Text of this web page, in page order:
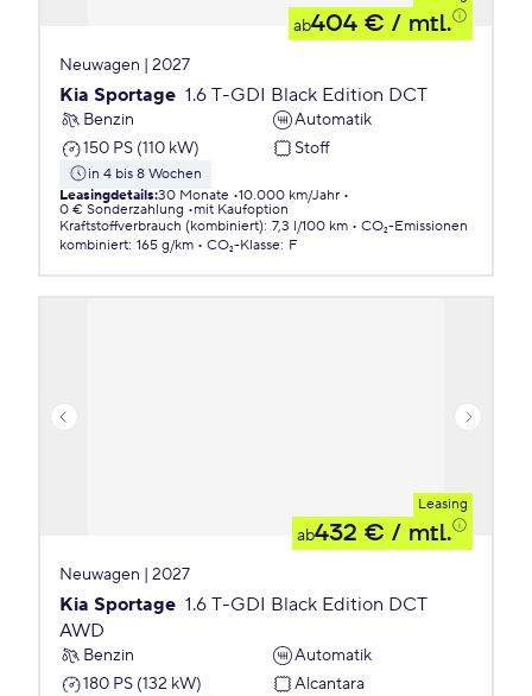
ab404 € / mtl.
Neuwagen | 2027
Kia Sportage 1.6 T-GDI Black Edition DCT
Benzin
Automatik
150 PS (110 kW)
Stoff
in 4 bis 8 Wochen
Leasingdetails:30 Monate 10.000 km/Jahr
0 € Sonderzahlung
mit Kaufoption
Kraftstoffverbrauch (kombiniert): 7,3 l/100 km
CO₂-Emissionen
kombiniert: 165 g/km CO₂-Klasse: F
Leasing
ab432 € / mtl.
Neuwagen | 2027
Kia Sportage 1.6 T-GDI Black Edition DCT
AWD
Benzin
Automatik
180 PS (132 kW)
Alcantara